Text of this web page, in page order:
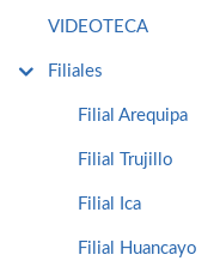
VIDEOTECA
Filiales
Filial Arequipa
Filial Trujillo
Filial Ica
Filial Huancayo